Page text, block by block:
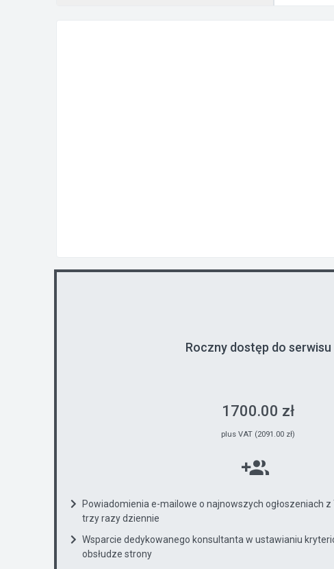
Roczny dostęp do serwisu
1700.00 zł
plus VAT (2091.00 zł)
Powiadomienia e-mailowe o najnowszych ogłoszeniach
trzy razy dziennie
Wsparcie dedykowanego konsultanta w ustawianiu
obsłudze strony